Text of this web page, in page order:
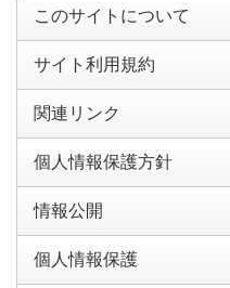
このサイトについて
サイト利用規約
関連リンク
個人情報保護方針
情報公開
個人情報保護